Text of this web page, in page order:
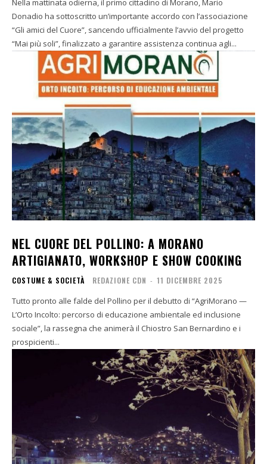
Donadio ha sottoscritto un’importante accordo con l’associazione
“Gli amici del Cuore”, sancendo ufficialmente l’avvio del progetto
“Mai più soli”, finalizzato a garantire assistenza continua agli...
NEL CUORE DEL POLLINO: A MORANO
ARTIGIANATO, WORKSHOP E SHOW COOKING
COSTUME & SOCIETÀ REDAZIONE CDN - 11 DICEMBRE 2025
Tutto pronto alle falde del Pollino per il debutto di “AgriMorano —
L’Orto Incolto: percorso di educazione ambientale ed inclusione
sociale”, la rassegna che animerà il Chiostro San Bernardino e i
prospicienti...